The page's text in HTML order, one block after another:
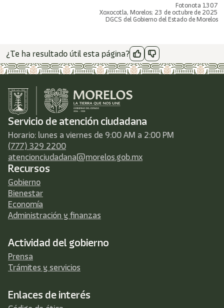
Fotonota 1307
Xoxocotla, Morelos; 23 de octubre de 2025
DGCS del Gobierno del Estado de Morelos
¿Te ha resultado útil esta página?
Servicio de atención ciudadana
Horario: lunes a viernes de 9:00 AM a 2:00 PM
(777) 329 2200
atencionciudadana@morelos.gob.mx
Recursos
Gobierno
Bienestar
Economía
Administración y finanzas
Actividad del gobierno
Prensa
Trámites y servicios
Enlaces de interés